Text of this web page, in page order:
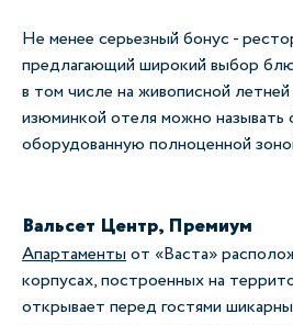
Не менее серьезный бонус -
предлагающий широкий выбор
в том числе на живописной
изюминкой отеля можно называть
оборудованную полноценной
Вальсет Центр, Премиум
Апартаментыот «Васта»
корпусах, построенных на
открывает перед гостями